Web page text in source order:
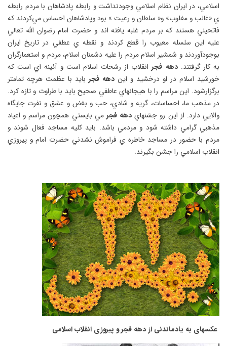
اسلامي،‌ در ايران نظام اسلامي وجودنداشت و رابطه پادشاهان با مردم رابطه
ي «غالب و مغلوب» و« سلطان و رعيت » بود وپادشاهان احساس مي‌كردند كه
فاتحيني هستند كه بر مردم غلبه يافته اند و حضرت امام رضوان الله تعالي
عليه اين سلسله معيوب را قطع كردند و نقطه ي عطفي در تاريخ ايران
بوجودآوردند و شمشير اسلام مردم را عليه دشمنان اسلام،‌ مردم و استعمارگران
به كار گرفتند.دهه فجر انقلاب از رشحات اسلام است و آئينه اي است كه
خورشيد اسلام در او درخشيد و اين دهه فجر بايد با عظمت هرچه تمامتر
برگزارشود. اين مراسم را با هيجانهاي عاطفي صحيح بايد با طراوت و تازه كرد.
در مذهب ما،‌ احساسات،‌ گريه و شادي، حب و بغض و عشق و نفرت جايگاه
والايي دارد. از اين رو جشنهاي دهه فجر مي بايستي همچون مراسم و اعياد
مذهبي گرامي داشته شود و مردمي باشد. بايد كليه مساجد فعال شوند و
مردم با حضور در مساجد خاطره ي فراموش نشدني حضرت امام و پيروزي
انقلاب اسلامي را جشن بگيرند.
عکسهای به یادماندنی از دهه فجر و پیروزی انقلاب اسلامی